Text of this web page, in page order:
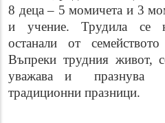
8 деца – 5 момичета и 3
и учение. Трудила се
останали от
Въпреки трудния живот,
уважава и празнува
традиционни празници.